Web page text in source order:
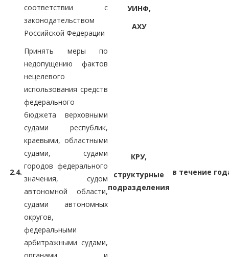
соответствии с
законодательством
Российской Федерации
УИНФ,
АХУ
2.4.
Принять меры по
недопущению фактов
нецелевого
использования средств
федерального
бюджета верховными
судами республик,
краевыми, областными
судами, судами
городов федерального
значения, судом
автономной области,
судами автономных
округов,
федеральными
арбитражными судами,
КРУ,
структурные
подразделения
в течение